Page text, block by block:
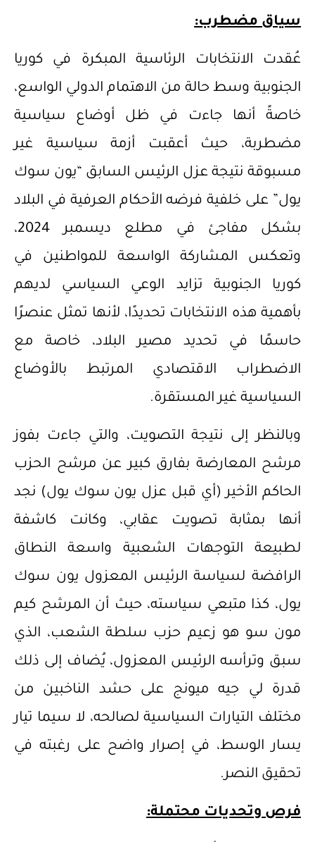
سياق مضطرب:
عُقدت الانتخابات الرئاسية المبكرة في كوريا
الجنوبية وسط حالة من الاهتمام الدولي الواسع،
خاصةً أنها جاءت في ظل أوضاع سياسية
مضطربة، حيث أعقبت أزمة سياسية غير
مسبوقة نتيجة عزل الرئيس السابق “يون سوك
يول” على خلفية فرضه الأحكام العرفية في البلاد
بشكل مفاجئ في مطلع ديسمبر 2024،
وتعكس المشاركة الواسعة للمواطنين في
كوريا الجنوبية تزايد الوعي السياسي لديهم
بأهمية هذه الانتخابات تحديدًا، لأنها تمثل عنصرًا
حاسمًا في تحديد مصير البلاد، خاصة مع
الاضطراب الاقتصادي المرتبط بالأوضاع
السياسية غير المستقرة.
وبالنظر إلى نتيجة التصويت، والتي جاءت بفوز
مرشح المعارضة بفارق كبير عن مرشح الحزب
الحاكم الأخير (أي قبل عزل يون سوك يول) نجد
أنها بمثابة تصويت عقابي، وكانت كاشفة
لطبيعة التوجهات الشعبية واسعة النطاق
الرافضة لسياسة الرئيس المعزول يون سوك
يول، كذا متبعي سياسته، حيث أن المرشح كيم
مون سو هو زعيم حزب سلطة الشعب، الذي
سبق وترأسه الرئيس المعزول، يُضاف إلى ذلك
قدرة لي جيه ميونج على حشد الناخبين من
مختلف التيارات السياسية لصالحه، لا سيما تيار
يسار الوسط، في إصرار واضح على رغبته في
تحقيق النصر.
فرص وتحديات محتملة: